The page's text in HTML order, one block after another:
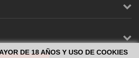
DE 18 AÑOS Y USO DE COOKIES